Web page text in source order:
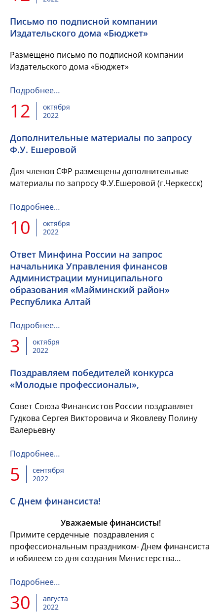
Письмо по подписной компании
Издательского дома «Бюджет»
Размещено письмо по подписной компании
Издательского дома «Бюджет»
Подробнее…
12
октября
2022
Дополнительные материалы по запросу
Ф.У. Ешеровой
Для членов СФР размещены дополнительные
материалы по запросу Ф.У.Ешеровой (г.Черкесск)
Подробнее…
10
октября
2022
Ответ Минфина России на запрос
начальника Управления финансов
Администрации муниципального
образования «Майминский район»
Республика Алтай
Подробнее…
3
октября
2022
Поздравляем победителей конкурса
«Молодые профессионалы»,
Совет Союза Финансистов России поздравляет
Гудкова Сергея Викторовича и Яковлеву Полину
Валерьевну
Подробнее…
5
сентября
2022
C Днем финансиста!
Уважаемые финансисты!
Примите сердечные поздравления с
профессиональным праздником- Днем финансиста
и юбилеем со дня создания Министерства
Подробнее…
30
августа
2022